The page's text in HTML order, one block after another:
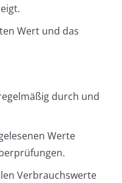
Wert und das
durch und
Werte
Verbrauchswerte